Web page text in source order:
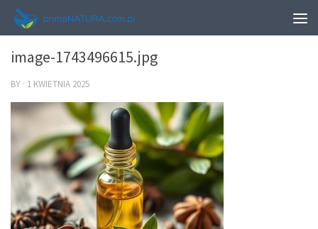
0
image-1743496615.jpg
BY · 1 KWIETNIA 2025